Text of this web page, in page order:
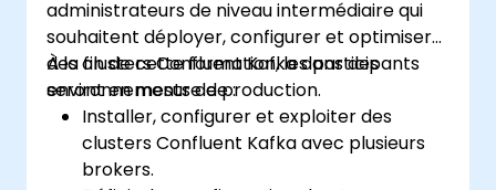
administrateurs de niveau intermédiaire qui
souhaitent déployer, configurer et optimiser
des clusters Confluent Kafka dans des
environnements de production.
À la fin de cette formation, les participants
seront en mesure de :
Installer, configurer et exploiter des
clusters Confluent Kafka avec plusieurs
brokers.